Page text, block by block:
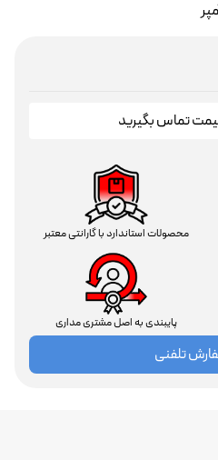
قیمت تماس بگیرید
محصولات استاندارد با گارانتی معتبر
پایبندی به اصل مشتری مداری
تلفنی